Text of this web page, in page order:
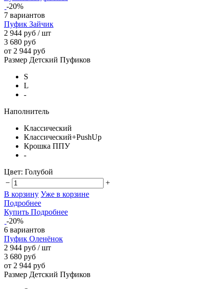
-20%
7 вариантов
Пуфик Зайчик
2 944 руб / шт
3 680 руб
от 2 944 руб
Размер Детский Пуфиков
S
L
-
Наполнитель
Классический
Классический+PushUp
Крошка ППУ
-
Цвет: Голубой
−
+
В корзину Уже в корзине
Подробнее
Купить Подробнее
-20%
6 вариантов
Пуфик Оленёнок
2 944 руб / шт
3 680 руб
от 2 944 руб
Размер Детский Пуфиков